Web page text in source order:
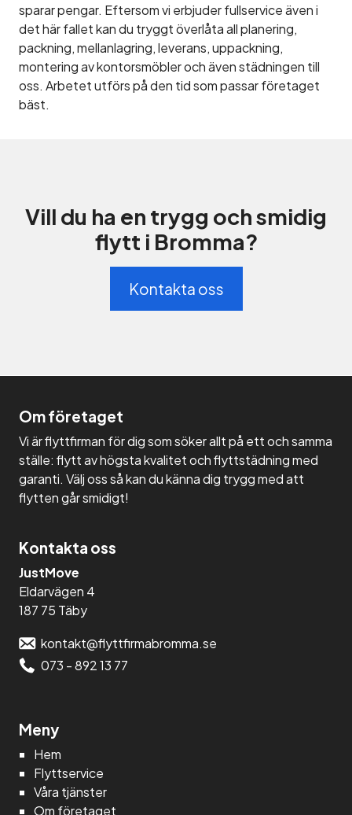
sparar pengar. Eftersom vi erbjuder fullservice även i
det här fallet kan du tryggt överlåta all planering,
packning, mellanlagring, leverans, uppackning,
montering av kontorsmöbler och även städningen till
oss. Arbetet utförs på den tid som passar företaget
bäst.
Vill du ha en trygg och smidig
flytt i Bromma?
Kontakta oss
Om företaget
Vi är flyttfirman för dig som söker allt på ett och samma
ställe: flytt av högsta kvalitet och flyttstädning med
garanti. Välj oss så kan du känna dig trygg med att
flytten går smidigt!
Kontakta oss
JustMove
Eldarvägen 4
187 75 Täby
kontakt@flyttfirmabromma.se
073 - 892 13 77
Meny
Hem
Flyttservice
Våra tjänster
Om företaget